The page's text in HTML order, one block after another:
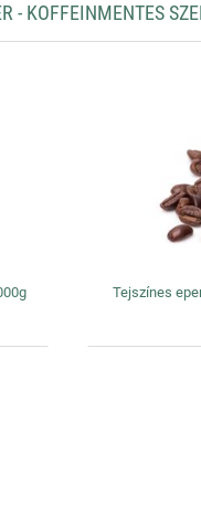
- KOFFEINMENTES
Tejszínes